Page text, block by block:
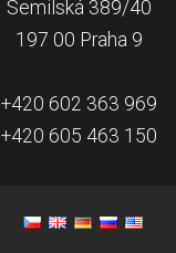
Semilská 389/40
197 00 Praha 9
+420 602 363 969
+420 605 463 150